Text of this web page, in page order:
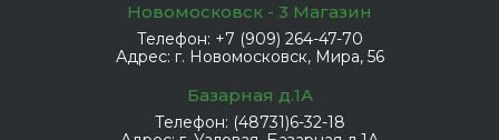
Новомосковск - 3 Магазин
Телефон: +7 (909) 264-47-70
Адрес: г. Новомосковск, Мира, 56
Базарная д.1А
Телефон: (48731)6-32-18